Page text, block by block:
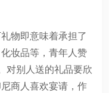
物即意味着承担了
妆品等，青年人赞
对别人送的礼品要欣
商人喜欢宴请，作